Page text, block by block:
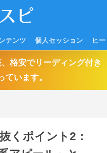
テンツ 個人セッション ヒ
格安でリーディング付き
ています。
くポイント2：